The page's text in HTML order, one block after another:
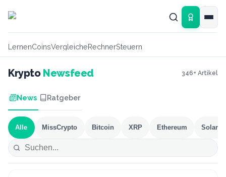
LernenCoinsVergleicheRechnerSteuern
Krypto Newsfeed 346+ Artikel
News Ratgeber
Alle MissCrypto Bitcoin XRP Ethereum Solana